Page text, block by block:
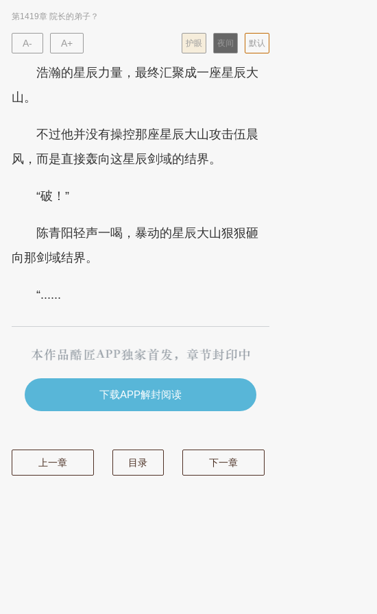
第1419章 院长的弟子？
A- A+ 默认
夜间
护眼
浩瀚的星辰力量，最终汇聚成一座星辰大
山。
不过他并没有操控那座星辰大山攻击伍晨
风，而是直接轰向这星辰剑域的结界。
“破！”
陈青阳轻声一喝，暴动的星辰大山狠狠砸
向那剑域结界。
“......
下载APP解封阅读
上一章 目录 下一章